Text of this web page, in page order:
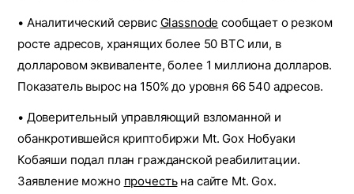
• Аналитический сервис Glassnode сообщает о резком
росте адресов, хранящих более 50 BTC или, в
долларовом эквиваленте, более 1 миллиона долларов.
Показатель вырос на 150% до уровня 66 540 адресов.
• Доверительный управляющий взломанной и
обанкротившейся криптобиржи Mt. Gox Нобуаки
Кобаяши подал план гражданской реабилитации.
Заявление можно прочестьна сайте Mt. Gox.